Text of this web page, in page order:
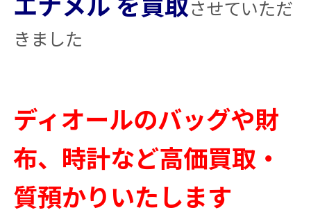
させていただ
きました
ディオールのバッグや財
布、時計など高価買取・
質預かりいたします